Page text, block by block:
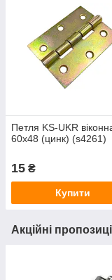
Петля KS-UKR
60х48 (цинк) (s4261)
15 ₴
Купити
Акційні